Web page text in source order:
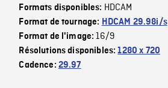
Formats disponibles: HDCAM
Format de tournage: HDCAM 29.98i/s
Format de l'image:16/9
Résolutions disponibles:1280 x 720
Cadence: 29.97